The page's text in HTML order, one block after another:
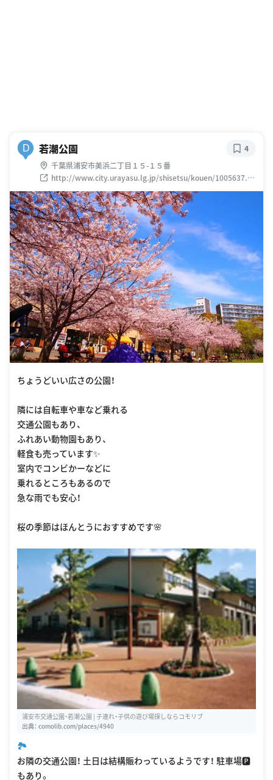
D 若潮公園
千葉県浦安市美浜二丁目１５-１５番
http://www.city.urayasu.lg.jp/shisetsu/kouen/1005637.ht
ml
4
ちょうどいい広さの公園！
隣には自転車や車など乗れる
交通公園もあり、
ふれあい動物園もあり、
軽食も売っています✨
室内でコンビかーなどに
乗れるところもあるので
急な雨でも安心！
桜の季節はほんとうにおすすめです🌸
浦安市交通公園・若潮公園 | 子連れ・子供の遊び場探しならコモリブ
出典： comolib.com/places/4940
🏞️
お隣の交通公園！ 土日は結構賑わっているようです！ 駐車場🅿️
もあり。